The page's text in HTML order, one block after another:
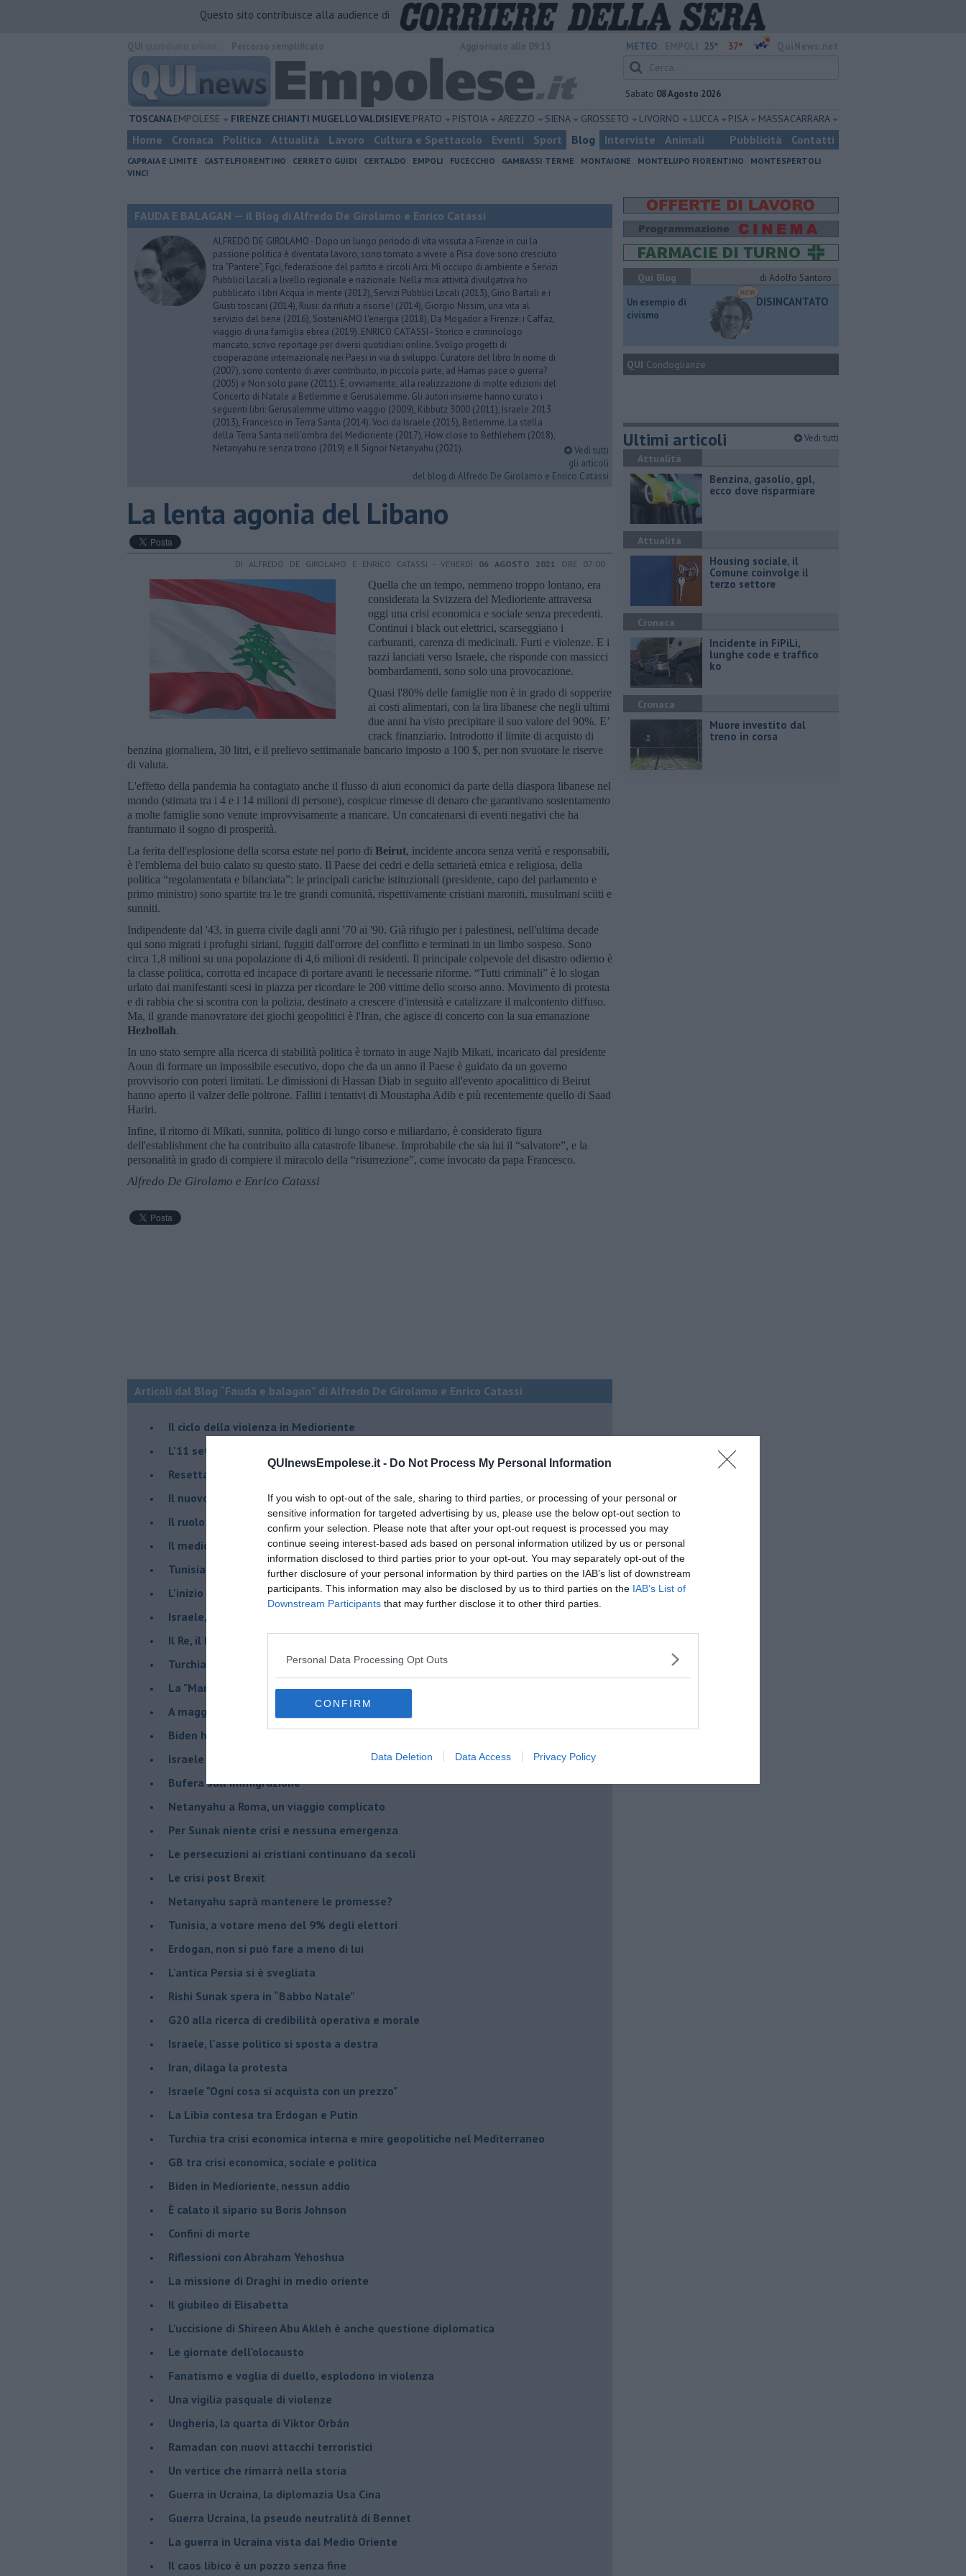
QUInewsEmpolese.it - Do Not Process My Personal Information
If you wish to opt-out of the sale, sharing to third parties, or processing of your personal or
sensitive information for targeted advertising by us, please use the below opt-out section to
confirm your selection. Please note that after your opt-out request is processed you may
continue seeing interest-based ads based on personal information utilized by us or personal
information disclosed to third parties prior to your opt-out. You may separately opt-out of the
further disclosure of your personal information by third parties on the IAB’s list of downstream
participants. This information may also be disclosed by us to third parties on the IAB’s List of
Downstream Participants that may further disclose it to other third parties.
Personal Data Processing Opt Outs
CONFIRM
Data Deletion Data Access Privacy Policy
Questo sito contribuisce alla audience di
METEO: 25° 37°
Sabato 08 Agosto 2026
TOSCANAEMPOLESE FIRENZE CHIANTI MUGELLOVALDISIEVE PRATO PISTOIA AREZZO SIENA GROSSETO LIVORNO LUCCA PISA MASSA CARRARA
Home Cronaca Politica Attualità Lavoro Cultura e Spettacolo Eventi Sport Blog Interviste Animali Pubblicità Contatti
CAPRAIA E LIMITE CASTELFIORENTINO CERRETO GUIDI CERTALDO EMPOLI FUCECCHIO GAMBASSI TERME MONTAIONE MONTELUPO FIORENTINO
MONTESPERTOLI
VINCI
FAUDA E BALAGAN — il Blog di Alfredo De Girolamo e Enrico Catassi
ALFREDO DE GIROLAMO - Dopo un lungo periodo di vita vissuta a Firenze in cui la
passione politica è diventata lavoro, sono tornato a vivere a Pisa dove sono cresciuto
tra “Pantere”, Fgci, federazione del partito e circoli Arci. Mi occupo di ambiente e Servizi
Pubblici Locali a livello regionale e nazionale. Nella mia attività divulgativa ho
pubblicato i libri Acqua in mente (2012), Servizi Pubblici Locali (2013), Gino Bartali e i
Giusti toscani (2014), Riusi: da rifiuti a risorse! (2014), Giorgio Nissim, una vita al
servizio del bene (2016), SosteniAMO l'energia (2018), Da Mogador a Firenze: i Caffaz,
viaggio di una famiglia ebrea (2019). ENRICO CATASSI - Storico e criminologo
mancato, scrivo reportage per diversi quotidiani online. Svolgo progetti di
cooperazione internazionale nei Paesi in via di sviluppo. Curatore del libro In nome di
(2007), sono contento di aver contribuito, in piccola parte, ad Hamas pace o guerra?
(2005) e Non solo pane (2011). E, ovviamente, alla realizzazione di molte edizioni del
Concerto di Natale a Betlemme e Gerusalemme. Gli autori insieme hanno curato i
seguenti libri: Gerusalemme ultimo viaggio (2009), Kibbutz 3000 (2011), Israele 2013
(2013), Francesco in Terra Santa (2014). Voci da Israele (2015), Betlemme. La stella
della Terra Santa nell'ombra del Medioriente (2017), How close to Bethlehem (2018),
Netanyahu re senza trono (2019) e Il Signor Netanyahu (2021).
Vedi tutti
gli articoli
del blog di Alfredo De Girolamo e Enrico Catassi
​La lenta agonia del Libano
DI ALFREDO DE GIROLAMO E ENRICO CATASSI - VENERDÌ 06 AGOSTO 2021 ORE 07:00
Quella che un tempo, nemmeno troppo lontano, era
considerata la Svizzera del Medioriente attraversa
oggi una crisi economica e sociale senza precedenti.
Continui i black out elettrici, scarseggiano i
carburanti, carenza di medicinali. Furti e violenze. E i
razzi lanciati verso Israele, che risponde con massicci
bombardamenti, sono solo una provocazione.
Quasi l'80% delle famiglie non è in grado di sopperire
ai costi alimentari, con la lira libanese che negli ultimi
due anni ha visto precipitare il suo valore del 90%. E’
crack finanziario. Introdotto il limite di acquisto di
benzina giornaliera, 30 litri, e il prelievo settimanale bancario imposto a 100 $, per non svuotare le riserve
di valuta.
L'effetto della pandemia ha contagiato anche il flusso di aiuti economici da parte della diaspora libanese nel
mondo (stimata tra i 4 e i 14 milioni di persone), cospicue rimesse di denaro che garantivano sostentamento
a molte famiglie sono venute improvvisamente a mancare. Un concatenarsi di eventi negativi che ha
frantumato il sogno di prosperità.
La ferita dell'esplosione della scorsa estate nel porto di Beirut, incidente ancora senza verità e responsabili,
è l'emblema del buio calato su questo stato. Il Paese dei cedri e della settarietà etnica e religiosa, della
politica “regolamentata e bilanciata”: le principali cariche istituzionali (presidente, capo del parlamento e
primo ministro) sono spartite tra le tre grandi comunità, rispettivamente cristiani maroniti, musulmani sciiti e
sunniti.
Indipendente dal '43, in guerra civile dagli anni '70 ai '90. Già rifugio per i palestinesi, nell'ultima decade
qui sono migrati i profughi siriani, fuggiti dall'orrore del conflitto e terminati in un limbo sospeso. Sono
circa 1,8 milioni su una popolazione di 4,6 milioni di residenti. Il principale colpevole del disastro odierno è
la classe politica, corrotta ed incapace di portare avanti le necessarie riforme. “Tutti criminali” è lo slogan
urlato dai manifestanti scesi in piazza per ricordare le 200 vittime dello scorso anno. Movimento di protesta
e di rabbia che si scontra con la polizia, destinato a crescere d'intensità e catalizzare il malcontento diffuso.
Ma, il grande manovratore dei giochi geopolitici è l'Iran, che agisce di concerto con la sua emanazione
Hezbollah.
In uno stato sempre alla ricerca di stabilità politica è tornato in auge Najib Mikati, incaricato dal presidente
Aoun di formare un impossibile esecutivo, dopo che da un anno il Paese è guidato da un governo
provvisorio con poteri limitati. Le dimissioni di Hassan Diab in seguito all'evento apocalittico di Beirut
hanno aperto il valzer delle poltrone. Falliti i tentativi di Moustapha Adib e più recentemente quello di Saad
Hariri.
Infine, il ritorno di Mikati, sunnita, politico di lungo corso e miliardario, è considerato figura
dell'establishment che ha contribuito alla catastrofe libanese. Improbabile che sia lui il “salvatore”, e la
personalità in grado di compiere il miracolo della “risurrezione”, come invocato da papa Francesco.
Alfredo De Girolamo e Enrico Catassi
Articoli dal Blog “Fauda e balagan” di Alfredo De Girolamo e Enrico Catassi
Il ciclo della violenza in Medioriente
L'11 settembre di Israele è iniziato il 7 ottobre 2023
Resettare l’era di Netanyahu
​Il nuovo corso dell’era di Erdogan
Il ruolo delle diplomazie nei conflitti
Il medioriente di Silvio
Tunisia rischiosa e strategica per l'Italia
L'inizio del “secolo della Turchia”
Israele, deciderà il borsone della spesa
Il Re, il Primo Ministro, il Sindaco e la Brexit
Turchia al voto, Erdogan in bilico
La "Marcia dei vivi" per non dimenticare
A maggio le urne decideranno il futuro di Erdoğan
Biden ha fatto infuriare la destra israeliana
Israele rischia una guerra civile
Bufera sull'immigrazione
Netanyahu a Roma, un viaggio complicato
Per Sunak niente crisi e nessuna emergenza
Le persecuzioni ai cristiani continuano da secoli
Le crisi post Brexit
Netanyahu saprà mantenere le promesse?
Tunisia, a votare meno del 9% degli elettori
Erdogan, non si può fare a meno di lui
L'antica Persia si è svegliata
Rishi Sunak spera in “Babbo Natale”
G20 alla ricerca di credibilità operativa e morale
Israele, l'asse politico si sposta a destra
Iran, dilaga la protesta
Israele "Ogni cosa si acquista con un prezzo"
La Libia contesa tra Erdogan e Putin
Turchia tra crisi economica interna e mire geopolitiche nel Mediterraneo
GB tra crisi economica, sociale e politica
Biden in Medioriente, nessun addio
È calato il sipario su Boris Johnson
Confini di morte
Riflessioni con Abraham Yehoshua
La missione di Draghi in medio oriente
Il giubileo di Elisabetta
L'uccisione di Shireen Abu Akleh è anche questione diplomatica
Le giornate dell'olocausto
Fanatismo e voglia di duello, esplodono in violenza
Una vigilia pasquale di violenze
Ungheria, la quarta di Viktor Orbán
Ramadan con nuovi attacchi terroristici
Un vertice che rimarrà nella storia
Guerra in Ucraina, la diplomazia Usa Cina
Guerra Ucraina, la pseudo neutralità di Bennet
La guerra in Ucraina vista dal Medio Oriente
​Il caos libico è un pozzo senza fine
Qui Blog
di Adolfo Santoro
​Un esempio di
civismo
DISINCANTATO
QUI Condoglianze
Ultimi articoli Vedi tutti
Attualità
​Benzina, gasolio, gpl,
ecco dove risparmiare
Attualità
​Housing sociale, il
Comune coinvolge il
terzo settore
Cronaca
Incidente in FiPiLi,
lunghe code e traffico
ko
Cronaca
Muore investito dal
treno in corsa